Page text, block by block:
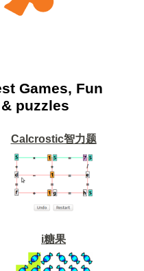
Games, Fun
puzzles
Calcrostic智力题
i糖果